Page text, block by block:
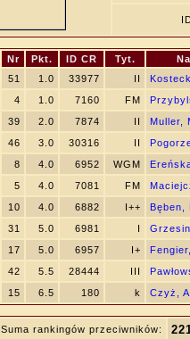
Nr Pkt. ID CR Tyt.
51 1.0 33977 II
4 1.0 7160 FM
39 2.0 7874 II
Muller,
46 3.0 30316 II
8 4.0 6952 WGM
5 4.0 7081 FM
10 4.0 6882 I++
Bęben,
31 5.0 6981 I
17 5.0 6957 I+
42 5.5 28444 III
15 6.5 180 k Czyż,
Suma rankingów przeciwników: